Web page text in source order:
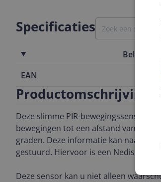
Specificaties
EAN
Productomschrijving
Deze slimme PIR-bewegingssensor
bewegingen tot een afstand van
graden. Deze informatie kan naar uw
gestuurd. Hiervoor is een Nedis Zigbee
Deze sensor kan u niet alleen